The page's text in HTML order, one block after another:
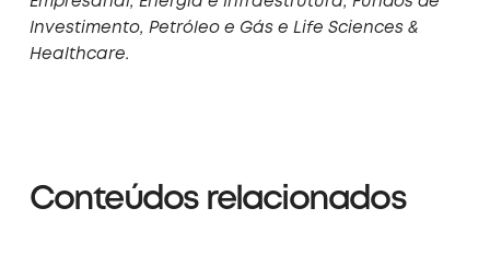
Investimento, Petróleo e Gás e Life Sciences &
Healthcare.
Conteúdos relacionados